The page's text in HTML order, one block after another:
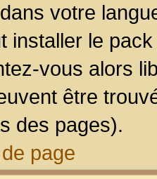
votre
installer le
vous alors
être
des pages).
page